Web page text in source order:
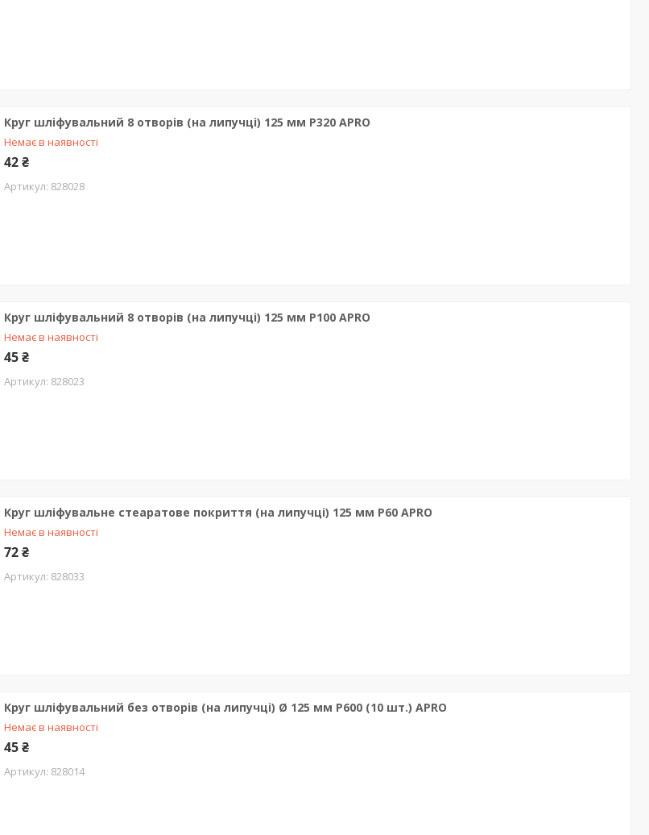
Круг шліфувальний 8 отворів (на липучці) 125 мм Р320 APRO
Немає в наявності
42 ₴
828028
Круг шліфувальний 8 отворів (на липучці) 125 мм Р100 APRO
Немає в наявності
45 ₴
828023
Круг шліфувальне стеаратове покриття (на липучці) 125 мм Р60 APRO
Немає в наявності
72 ₴
828033
Круг шліфувальний без отворів (на липучці) Ø 125 мм P600 (10 шт.) APRO
Немає в наявності
45 ₴
828014